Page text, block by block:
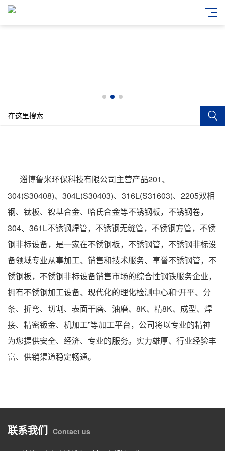
淄博鲁米环保科技有限公司主营产品201、
304(S30408)、304L(S30403)、316L(S31603)、2205双相
钢、钛板、镍基合金、哈氏合金等不锈钢板，不锈钢卷，
304、361L不锈钢焊管， 不锈钢无缝管，不锈钢方管，不锈
钢非标设备，是一家在不锈钢板，不锈钢管，不锈钢非标设
备领域专业从事加工、销售和技术服务、享誉不锈钢管， 不
锈钢板，不锈钢非标设备销售市场的综合性钢铁服务企业，
拥有不锈钢加工设备、现代化的理化检测中心和“开平、分
条、折弯、切割、表面干磨、油磨、8K、精8K、成型、焊
接、精密钣金、机加工”等加工平台，公司将以专业的精神
为您提供安全、经济、专业的服务。实力雄厚、行业经验丰
富、供销渠道稳定畅通。
联系我们 Contact us